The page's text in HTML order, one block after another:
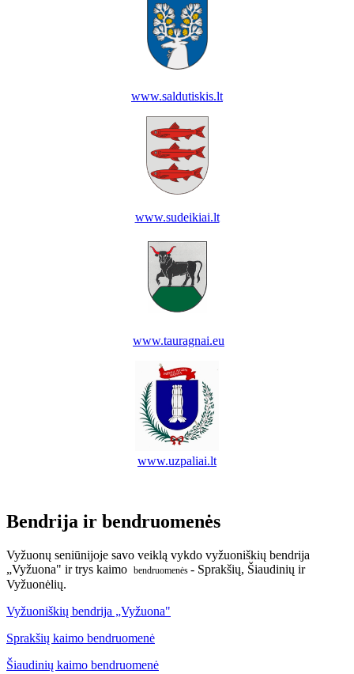
www.saldutiskis.lt
www.sudeikiai.lt
www.tauragnai.eu
www.uzpaliai.lt
Bendrija ir bendruomenės
Vyžuonų seniūnijoje savo veiklą vykdo vyžuoniškių bendrija
„Vyžuona" ir trys kaimo bendruomenės - Sprakšių, Šiaudinių ir
Vyžuonėlių.
Vyžuoniškių bendrija „Vyžuona"
Sprakšių kaimo bendruomenė
Šiaudinių kaimo bendruomenė